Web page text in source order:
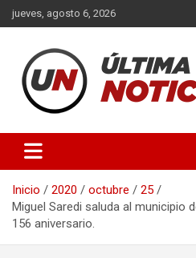
Saltar
al
jueves, agosto 6, 2026
Ultima Noticia
La Matanza en nuestro portal de
sobre política, economía,
Inicio
2020 octubre
25
Miguel Saredi saluda al municipio
156 aniversario.